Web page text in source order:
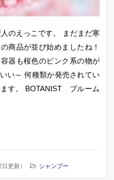
のえっこです。 まだまだ寒
商品が並び始めましたね！
器も桜色のピンク系の物が
い～ 何種類か発売されてい
す。 BOTANIST ブルーム
日更新） シャンプー